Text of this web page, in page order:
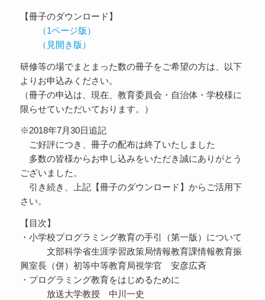
【冊子のダウンロード】
（1ページ版）
（見開き版）
研修等の場でまとまった数の冊子をご希望の方は、以下
よりお申込みください。
（冊子の申込は、現在、教育委員会・自治体・学校様に
限らせていただいております。）
※2018年7月30日追記
ご好評につき、冊子の配布は終了いたしました
多数の皆様からお申し込みをいただき誠にありがとう
ございました。
引き続き、上記【冊子のダウンロード】からご活用下
さい。
【目次】
・小学校プログラミング教育の手引（第一版）について
文部科学省生涯学習政策局情報教育課情報教育振
興室長（併）初等中等教育局視学官 安彦広斉
・プログラミング教育をはじめるために
放送大学教授 中川一史